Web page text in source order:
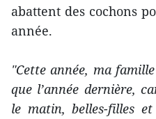
abattent des cochons
année.
"Cette année, ma
que l’année dernière,
le matin, belles-filles